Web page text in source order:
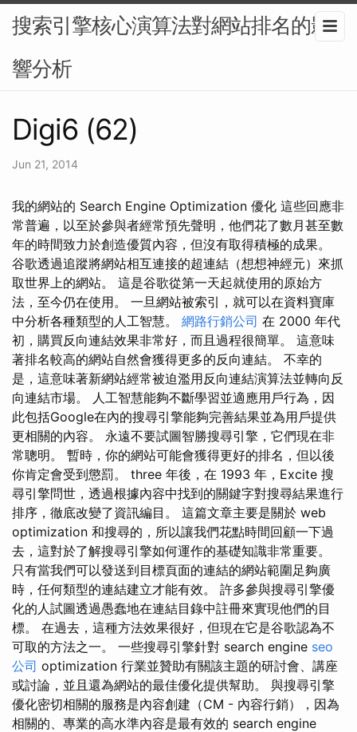
搜索引擎核心演算法對網站排名的影
響分析
Digi6 (62)
Jun 21, 2014
我的網站的 Search Engine Optimization 優化 這些回應非
常普遍，以至於參與者經常預先聲明，他們花了數月甚至數
年的時間致力於創造優質內容，但沒有取得積極的成果。
谷歌透過追蹤將網站相互連接的超連結（想想神經元）來抓
取世界上的網站。 這是谷歌從第一天起就使用的原始方
法，至今仍在使用。 一旦網站被索引，就可以在資料寶庫
中分析各種類型的人工智慧。 網路行銷公司 在 2000 年代
初，購買反向連結效果非常好，而且過程很簡單。 這意味
著排名較高的網站自然會獲得更多的反向連結。 不幸的
是，這意味著新網站經常被迫濫用反向連結演算法並轉向反
向連結市場。 人工智慧能夠不斷學習並適應用戶行為，因
此包括Google在內的搜尋引擎能夠完善結果並為用戶提供
更相關的內容。 永遠不要試圖智勝搜尋引擎，它們現在非
常聰明。 暫時，你的網站可能會獲得更好的排名，但以後
你肯定會受到懲罰。 three 年後，在 1993 年，Excite 搜
尋引擎問世，透過根據內容中找到的關鍵字對搜尋結果進行
排序，徹底改變了資訊編目。 這篇文章主要是關於 web
optimization 和搜尋的，所以讓我們花點時間回顧一下過
去，這對於了解搜尋引擎如何運作的基礎知識非常重要。
只有當我們可以發送到目標頁面的連結的網站範圍足夠廣
時，任何類型的連結建立才能有效。 許多參與搜尋引擎優
化的人試圖透過愚蠢地在連結目錄中註冊來實現他們的目
標。 在過去，這種方法效果很好，但現在它是谷歌認為不
可取的方法之一。 一些搜尋引擎針對 search engine seo
公司 optimization 行業並贊助有關該主題的研討會、講座
或討論，並且還為網站的最佳優化提供幫助。 與搜尋引擎
優化密切相關的服務是內容創建（CM - 內容行銷），因為
相關的、專業的高水準內容是最有效的 search engine